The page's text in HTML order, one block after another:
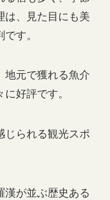
は、見た目にも美
す。
地元で獲れる魚介
好評です。
じられる観光スポ
漢が並ぶ歴史ある